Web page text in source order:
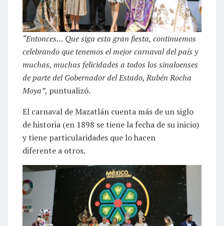
“Entonces… Que siga esta gran fiesta, continuemos
celebrando que tenemos el mejor carnaval del país y
muchas, muchas felicidades a todos los sinaloenses
de parte del Gobernador del Estado, Rubén Rocha
Moya”, puntualizó.
El carnaval de Mazatlán cuenta más de un siglo
de historia (en 1898 se tiene la fecha de su inicio)
y tiene particularidades que lo hacen
diferente a otros.